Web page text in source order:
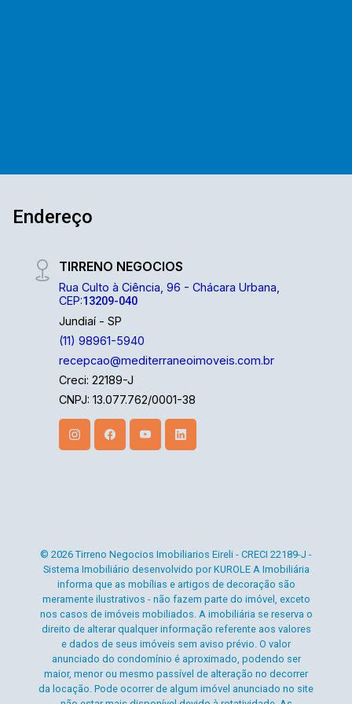
Endereço
TIRRENO NEGOCIOS
Rua Culto à Ciência, 96 - Chácara Urbana,
CEP:13209-040
Jundiaí - SP
(11) 98961-5940
recepcao@mediterraneoimoveis.com.br
Creci: 22189-J
CNPJ: 13.077.762/0001-38
© 2026 Tirreno Negocios Imobiliarios Eireli - CRECI 22189-J -
Sistema Imobiliário desenvolvido por KUROLE A Imobiliária
informa que as mobílias e artigos de decoração são
meramente ilustrativos - não fazem parte do imóvel, exceto
nos casos de imóveis mobiliados. A imobiliária se reserva o
direito de alterar qualquer informação referente aos valores
e dados de seus imóveis sem aviso prévio. O valor
anunciado do condomínio é aproximado, podendo ser
maior, menor ou mesmo passível de alteração no decorrer
da locação. Pode ocorrer de algum imóvel anunciado no site